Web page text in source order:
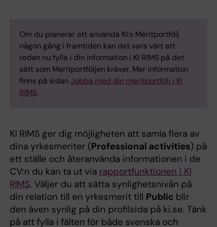
Om du planerar att använda KI:s Meritportfölj
någon gång i framtiden kan det vara värt att
redan nu fylla i din information i KI RIMS på det
sätt som Meritportföljen kräver. Mer information
finns på sidan Jobba med din meritportfölj i KI
RIMS.
KI RIMS ger dig möjligheten att samla flera av
dina yrkesmeriter (Professional activities) på
ett ställe och återanvända informationen i de
CV:n du kan ta ut via rapportfunktionen i KI
RIMS. Väljer du att sätta synlighetsnivån på
din relation till en yrkesmerit till Public blir
den även synlig på din profilsida på ki.se. Tänk
på att fylla i fälten för både svenska och